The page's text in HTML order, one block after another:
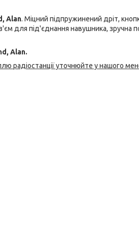
Alan​. Міцний підпружинений дріт,
для під'єднання навушника, зручна
Alan.
радіостанції уточнюйте у нашого